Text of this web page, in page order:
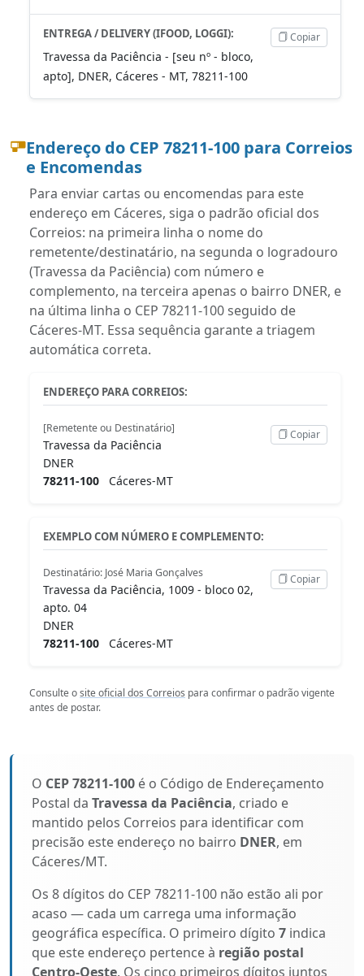
ENTREGA / DELIVERY (IFOOD, LOGGI):
Travessa da Paciência - [seu nº - bloco,
apto], DNER, Cáceres - MT, 78211-100
Copiar
Endereço do CEP 78211-100 para Correios
e Encomendas
Para enviar cartas ou encomendas para este
endereço em Cáceres, siga o padrão oficial dos
Correios: na primeira linha o nome do
remetente/destinatário, na segunda o logradouro
(Travessa da Paciência) com número e
complemento, na terceira apenas o bairro DNER, e
na última linha o CEP 78211-100 seguido de
Cáceres-MT. Essa sequência garante a triagem
automática correta.
ENDEREÇO PARA CORREIOS:
[Remetente ou Destinatário]
Travessa da Paciência
DNER
78211-100 Cáceres-MT
Copiar
EXEMPLO COM NÚMERO E COMPLEMENTO:
Destinatário: José Maria Gonçalves
Travessa da Paciência, 1009 - bloco 02,
apto. 04
DNER
78211-100 Cáceres-MT
Copiar
Consulte osite oficial dos Correios para confirmar o padrão vigente
antes de postar.
O CEP 78211-100 é o Código de Endereçamento
Postal da Travessa da Paciência, criado e
mantido pelos Correios para identificar com
precisão este endereço no bairro DNER, em
Cáceres/MT.
Os 8 dígitos do CEP 78211-100 não estão ali por
acaso — cada um carrega uma informação
geográfica específica. O primeiro dígito 7 indica
que este endereço pertence à região postal
Centro-Oeste. Os cinco primeiros dígitos juntos